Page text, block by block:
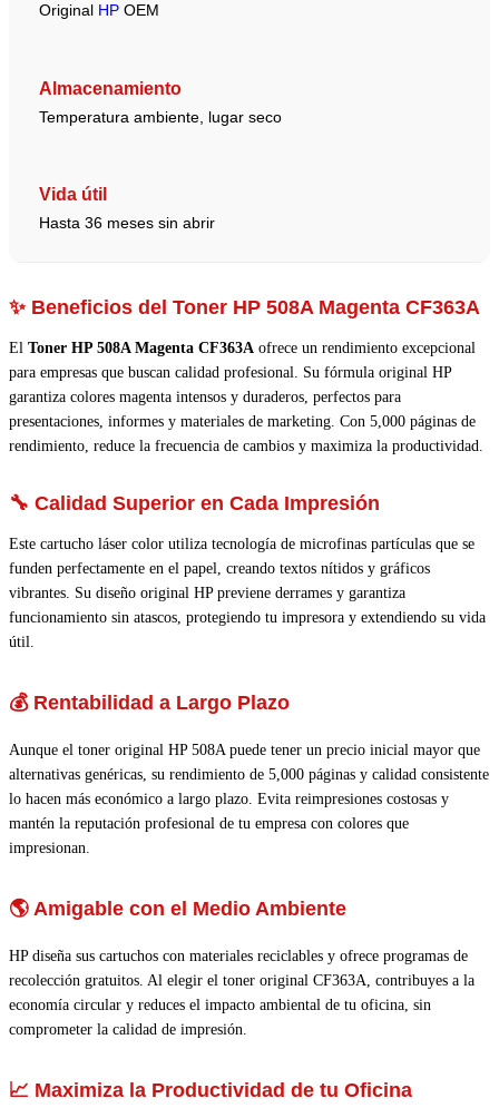
Original HP OEM
Almacenamiento
Temperatura ambiente, lugar seco
Vida útil
Hasta 36 meses sin abrir
✨ Beneficios del Toner HP 508A Magenta CF363A
El Toner HP 508A Magenta CF363A ofrece un rendimiento excepcional
para empresas que buscan calidad profesional. Su fórmula original HP
garantiza colores magenta intensos y duraderos, perfectos para
presentaciones, informes y materiales de marketing. Con 5,000 páginas de
rendimiento, reduce la frecuencia de cambios y maximiza la productividad.
🔧 Calidad Superior en Cada Impresión
Este cartucho láser color utiliza tecnología de microfinas partículas que se
funden perfectamente en el papel, creando textos nítidos y gráficos
vibrantes. Su diseño original HP previene derrames y garantiza
funcionamiento sin atascos, protegiendo tu impresora y extendiendo su vida
útil.
💰 Rentabilidad a Largo Plazo
Aunque el toner original HP 508A puede tener un precio inicial mayor que
alternativas genéricas, su rendimiento de 5,000 páginas y calidad consistente
lo hacen más económico a largo plazo. Evita reimpresiones costosas y
mantén la reputación profesional de tu empresa con colores que
impresionan.
🌎 Amigable con el Medio Ambiente
HP diseña sus cartuchos con materiales reciclables y ofrece programas de
recolección gratuitos. Al elegir el toner original CF363A, contribuyes a la
economía circular y reduces el impacto ambiental de tu oficina, sin
comprometer la calidad de impresión.
📈 Maximiza la Productividad de tu Oficina